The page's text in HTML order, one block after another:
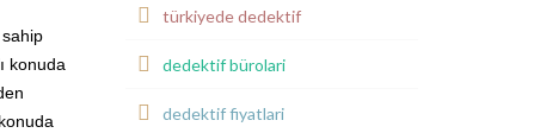
konuda
türkiyede dedektif
dedektif bürolari
dedektif fiyatlari